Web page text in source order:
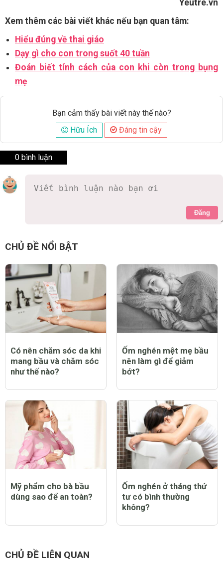
Yeutre.vn
Xem thêm các bài viết khác nếu bạn quan tâm:
Hiểu đúng về thai giáo
Dạy gì cho con trong suốt 40 tuần
Đoán biết tính cách của con khi còn trong bụng
mẹ
Bạn cảm thấy bài viết này thế nào?
Hữu Ích
Đáng tin cậy
0 bình luận
Đăng
CHỦ ĐỀ NỔI BẬT
Có nên chăm sóc da khi
mang bầu và chăm sóc
như thế nào?
Ốm nghén mệt mẹ bầu
nên làm gì để giảm
bớt?
Mỹ phẩm cho bà bầu
dùng sao để an toàn?
Ốm nghén ở tháng thứ
tư có bình thường
không?
CHỦ ĐỀ LIÊN QUAN